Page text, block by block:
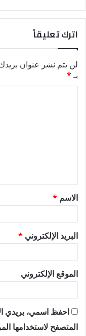
اترك تعليقاً
لن يتم نشر عنوان
بـ*
ق
*
الاسم *
البريد الإلكتروني *
الموقع الإلكتروني
احفظ اسمي، بريدي
المتصفح لاستخدامها